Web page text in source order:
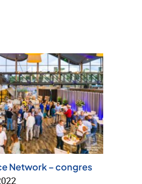
Network – congres